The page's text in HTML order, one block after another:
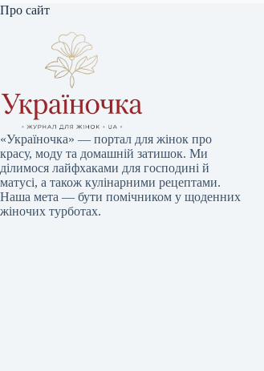
Про сайт
«Україночка» — портал для жінок про
красу, моду та домашній затишок. Ми
ділимося лайфхаками для господині й
матусі, а також кулінарними рецептами.
Наша мета — бути помічником у щоденних
жіночих турботах.